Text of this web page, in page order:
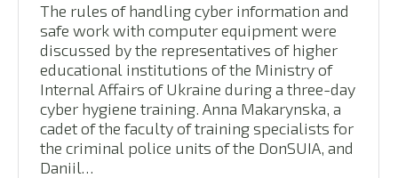
The rules of handling cyber information and
safe work with computer equipment were
discussed by the representatives of higher
educational institutions of the Ministry of
Internal Affairs of Ukraine during a three-day
cyber hygiene training. Anna Makarynska, a
cadet of the faculty of training specialists for
the criminal police units of the DonSUIA, and
Daniil…